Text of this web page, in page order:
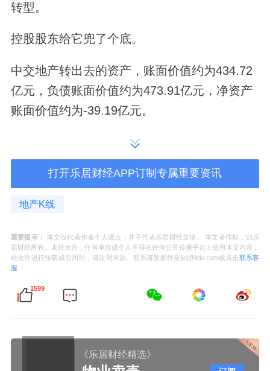
转型。
控股股东给它兜了个底。
中交地产转出去的资产，账面价值约为434.72
亿元，负债账面价值约为473.91亿元，净资产
账面价值约为-39.19亿元。
而经资产基础法评估，标的净资产评估值
为-29.76亿元，评估增值9.43亿元，增值率
24.06%。
由于是负资产，因此交易对价，仅为象征性的1
元。
这项交易，仅历时7个月便火速完成。2025年8
月底，双方签署《资产交割确认书》，正式完
成交割。
从剥离的成效看，它直接使上市平台换了个内
打开乐居财经APP订制专属重要资讯
地产K线
重要提示：
本文仅代表作者个人观点，并不代表乐居财经立场。 本文著作权，归乐
居财经所有。未经允许，任何单位或个人不得在任何公开传播平台上使用本文内容；
经允许进行转载或引用时，请注明来源。联系请发邮件至ljcj@leju.com或点击联系客
服
1599
《乐居财经精选》